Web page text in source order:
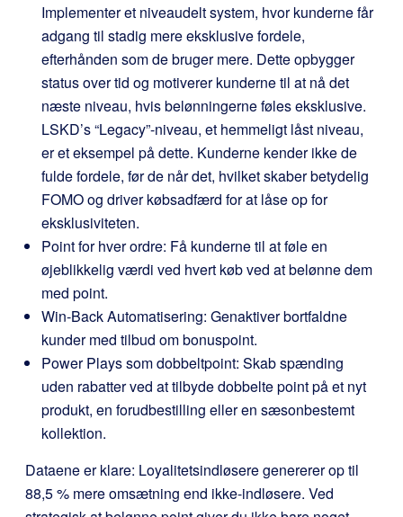
Implementer et niveaudelt system, hvor kunderne får
adgang til stadig mere eksklusive fordele,
efterhånden som de bruger mere. Dette opbygger
status over tid og motiverer kunderne til at nå det
næste niveau, hvis belønningerne føles eksklusive.
LSKD’s “Legacy”-niveau, et hemmeligt låst niveau,
er et eksempel på dette. Kunderne kender ikke de
fulde fordele, før de når det, hvilket skaber betydelig
FOMO og driver købsadfærd for at låse op for
eksklusiviteten.
Point for hver ordre: Få kunderne til at føle en
øjeblikkelig værdi ved hvert køb ved at belønne dem
med point.
Win-Back Automatisering: Genaktiver bortfaldne
kunder med tilbud om bonuspoint.
Power Plays som dobbeltpoint: Skab spænding
uden rabatter ved at tilbyde dobbelte point på et nyt
produkt, en forudbestilling eller en sæsonbestemt
kollektion.
Dataene er klare: Loyalitetsindløsere genererer op til
88,5 % mere omsætning end ikke-indløsere. Ved